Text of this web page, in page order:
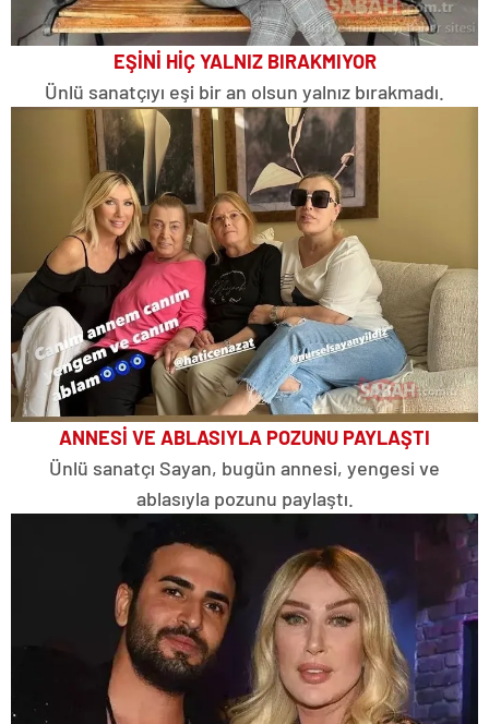
EŞİNİ HİÇ YALNIZ BIRAKMIYOR
Ünlü sanatçıyı eşi bir an olsun yalnız bırakmadı.
ANNESİ VE ABLASIYLA POZUNU PAYLAŞTI
Ünlü sanatçı Sayan, bugün annesi, yengesi ve
ablasıyla pozunu paylaştı.